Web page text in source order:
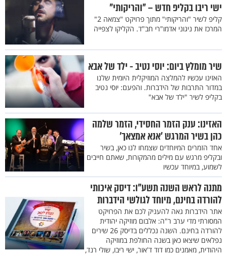
ישי ריבו בקליפ חדש – "והריקותי"
קליפ לשיר "והריקותי" מתוך פרויקט "צמאה 2"
המרכז את ניגוני אדמו"רי חב"ד. הקליקו לצפייה
שיר מומלץ ביום: יוסי נטיב - ילד של אבא
האזינו עכשיו להמלצה המוזיקלית היומית שלנו
במדור התרבות של הידברות. והפעם: יוסי נטיב
בקליפ לשיר "ילד של אבא"
האזינו: ענק הזמר החסידי, הזמר שלמה
כהן בשיר המרגש 'אנא אמצאך'
אחד הזמרים המיוחדים שצמחו לנו כאן, בשיר
ובקליפ מרגש עם מילים מהמקורות, שאתם חייבים
לשמוע, במיוחד עכשיו
מתנה לראש השנה תשע"ו: דיסק איכותי
להורדה בחינם, מיוחד לגולשי הידברות
אתר הידברות גאה להעניק לכם את הפרויקט
המסורתי מדי ערב ר"ה: אלבום מוזיקה יהודית
להורדה בחינם. השנה נכללים בדיסק 26 שירים
נפלאים שיצאו כאן בשנה החולפת במוזיקה
היהודית, מאמנים כמו דוד ד'אור, ישי ריבו, שולי רנד,